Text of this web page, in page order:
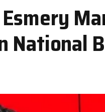
National